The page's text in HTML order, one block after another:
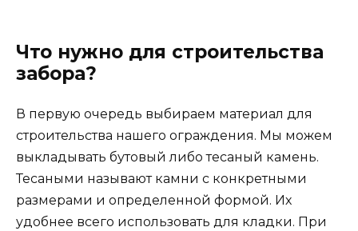
Что нужно для строительства
забора?
В первую очередь выбираем материал для
строительства нашего ограждения. Мы можем
выкладывать бутовый либо тесаный камень.
Тесаными называют камни с конкретными
размерами и определенной формой. Их
удобнее всего использовать для кладки. При